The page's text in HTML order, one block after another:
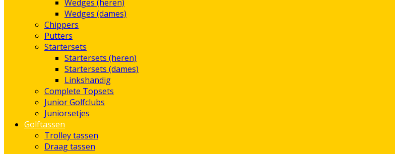
Wedges (heren)
Wedges (dames)
Chippers
Putters
Startersets
Startersets (heren)
Startersets (dames)
Linkshandig
Complete Topsets
Junior Golfclubs
Juniorsetjes
Golftassen
Trolley tassen
Draag tassen